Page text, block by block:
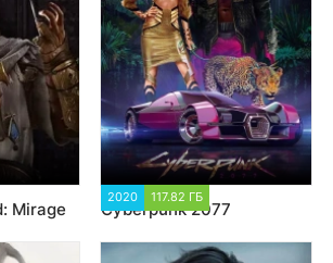
Mirage
2020 117.82 ГБ
Cyberpunk 2077